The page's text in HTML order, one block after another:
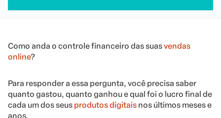
Como anda o controle financeiro das suasvendas
online?
Para responder a essa pergunta, você precisa saber
quanto gastou, quanto ganhou e qual foi o lucro final de
cada um dos seus produtos digitais nos últimos meses e
anos.